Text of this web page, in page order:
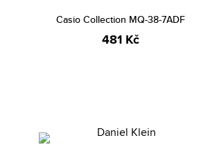
Casio Collection MQ-38-7ADF
481 Kč